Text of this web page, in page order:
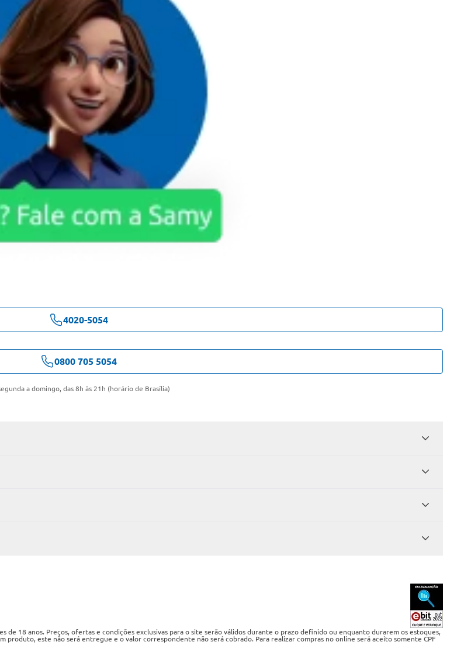
4020-5054
0800 705 5054
a domingo, das 8h às 21h (horário de Brasília)
de 18 anos. Preços, ofertas e condições exclusivas para o site serão válidos durante o prazo definido ou enquanto durarem os estoques,
este não será entregue e o valor correspondente não será cobrado. Para realizar compras no online será aceito somente CPF